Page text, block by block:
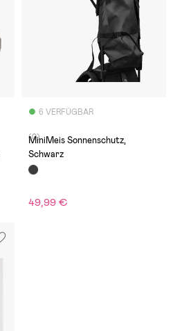
6 VERFÜGBAR
(0)
MiniMeis Sonnenschutz,
Schwarz
49,99 €